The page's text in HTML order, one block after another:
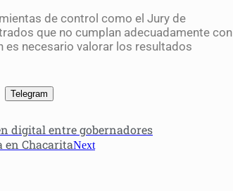
de control como el Jury de
que no cumplan adecuadamente con
es necesario valorar los resultados
Telegram
digital entre gobernadores
en ChacaritaNext